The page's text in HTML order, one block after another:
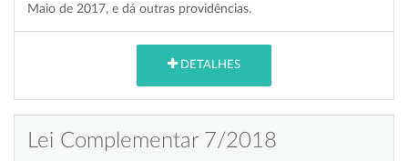
Maio de 2017, e dá outras providências.
DETALHES
Lei Complementar 7/2018